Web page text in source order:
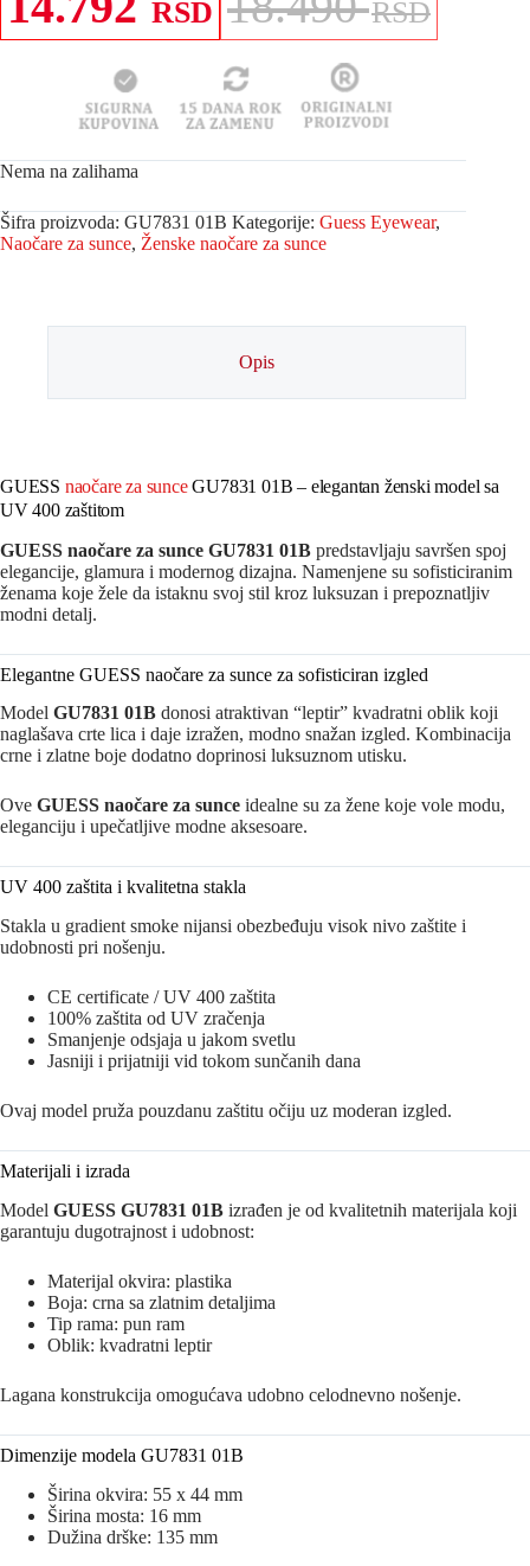
RSD
RSD
Nema na zalihama
Šifra proizvoda: GU7831 01B Kategorije: Guess Eyewear,
Naočare za sunce, Ženske naočare za sunce
Opis
GUESS naočare za sunceGU7831 01B – elegantan ženski model sa
UV 400 zaštitom
GUESS naočare za sunce GU7831 01B predstavljaju savršen spoj
elegancije, glamura i modernog dizajna. Namenjene su sofisticiranim
ženama koje žele da istaknu svoj stil kroz luksuzan i prepoznatljiv
modni detalj.
Elegantne GUESS naočare za sunce za sofisticiran izgled
Model GU7831 01B donosi atraktivan “leptir” kvadratni oblik koji
naglašava crte lica i daje izražen, modno snažan izgled. Kombinacija
crne i zlatne boje dodatno doprinosi luksuznom utisku.
Ove GUESS naočare za sunce idealne su za žene koje vole modu,
eleganciju i upečatljive modne aksesoare.
UV 400 zaštita i kvalitetna stakla
Stakla u gradient smoke nijansi obezbeđuju visok nivo zaštite i
udobnosti pri nošenju.
CE certificate / UV 400 zaštita
100% zaštita od UV zračenja
Smanjenje odsjaja u jakom svetlu
Jasniji i prijatniji vid tokom sunčanih dana
Ovaj model pruža pouzdanu zaštitu očiju uz moderan izgled.
Materijali i izrada
Model GUESS GU7831 01B izrađen je od kvalitetnih materijala koji
garantuju dugotrajnost i udobnost:
Materijal okvira: plastika
Boja: crna sa zlatnim detaljima
Tip rama: pun ram
Oblik: kvadratni leptir
Lagana konstrukcija omogućava udobno celodnevno nošenje.
Dimenzije modela GU7831 01B
Širina okvira: 55 x 44 mm
Širina mosta: 16 mm
Dužina drške: 135 mm